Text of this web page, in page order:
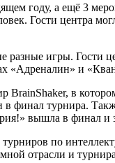
году, а ещё 3
Гости центра
игры. Гости
«Адреналин» и
BrainShaker, в
финал турнира.
вышла в финал и
по
отрасли и